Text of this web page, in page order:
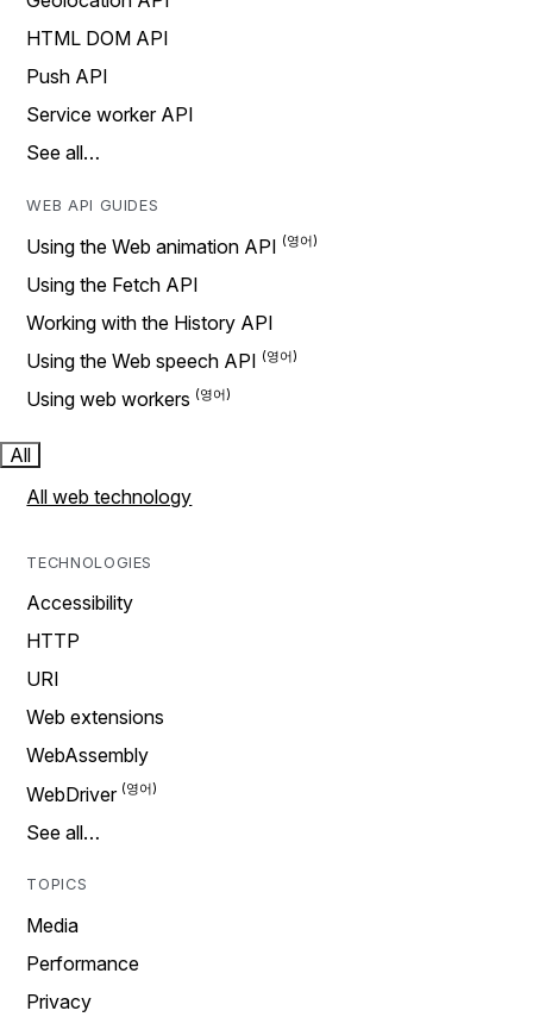
HTML DOM API
Push API
Service worker API
See all…
WEB API GUIDES
Using the Web animation API
Using the Fetch API
Working with the History API
Using the Web speech API
Using web workers
All
All web technology
TECHNOLOGIES
Accessibility
HTTP
URI
Web extensions
WebAssembly
WebDriver
See all…
TOPICS
Media
Performance
Privacy